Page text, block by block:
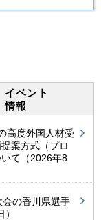
高度外国人材受
案方式（プロ
て（2026年8
の香川県選手
イベント
情報